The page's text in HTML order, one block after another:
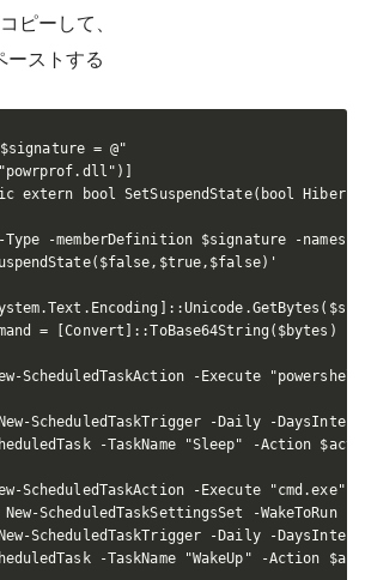
ピーして、
ーストする
= @"
extern bool SetSuspendState(bool
Type -memberDefinition $signature -
= [Convert]::ToBase64String($bytes)
ScheduledTaskAction -Execute
ScheduledTaskTrigger -Daily -
-TaskName "Sleep" -Action
ScheduledTaskAction -Execute
ScheduledTaskSettingsSet -WakeToRun
ScheduledTaskTrigger -Daily -
-TaskName "WakeUp" -